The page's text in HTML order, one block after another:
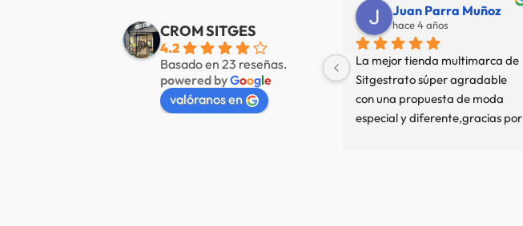
CROM SITGES
4.2
Basado en 23 reseñas.
powered byGoogle
valóranos en
hace 3 años
Nuestra tienda favorita en
Sitges, servicio de primer nivel.
Juan Parra Muñoz
hace 4 años
La mejor tienda multimarca de
Sitgestrato súper agradable
con una propuesta de moda
especial y diferente,gracias por